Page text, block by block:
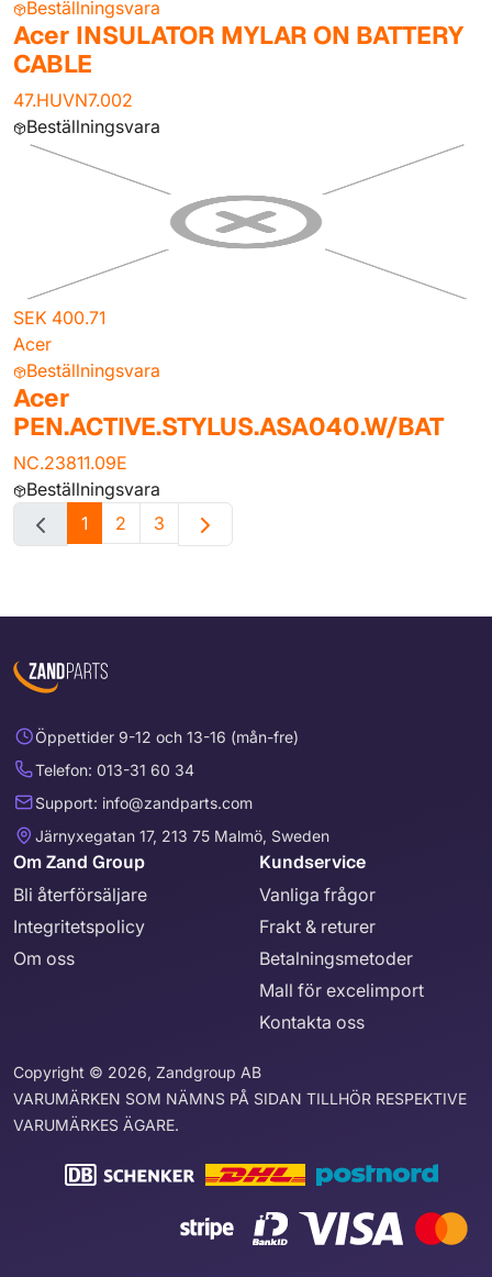
Beställningsvara
Acer INSULATOR MYLAR ON BATTERY
CABLE
47.HUVN7.002
Beställningsvara
SEK 400.71
Acer
Beställningsvara
Acer
PEN.ACTIVE.STYLUS.ASA040.W/BAT
NC.23811.09E
Beställningsvara
1
2 3
Öppettider 9-12 och 13-16 (mån-fre)
Telefon: 013-31 60 34
Support: info@zandparts.com
Järnyxegatan 17, 213 75 Malmö, Sweden
Om Zand Group
Bli återförsäljare
Integritetspolicy
Om oss
Kundservice
Vanliga frågor
Frakt & returer
Betalningsmetoder
Mall för excelimport
Kontakta oss
Copyright © 2026, Zandgroup AB
VARUMÄRKEN SOM NÄMNS PÅ SIDAN TILLHÖR RESPEKTIVE
VARUMÄRKES ÄGARE.